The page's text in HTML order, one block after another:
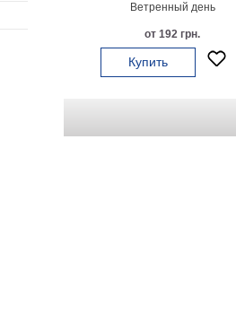
Ветренный день
от 192 грн.
Купить